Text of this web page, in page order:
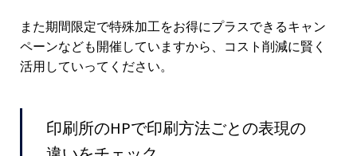
また期間限定で特殊加工をお得にプラスできるキャン
ペーンなども開催していますから、コスト削減に賢く
活用していってください。
印刷所のHPで印刷方法ごとの表現の